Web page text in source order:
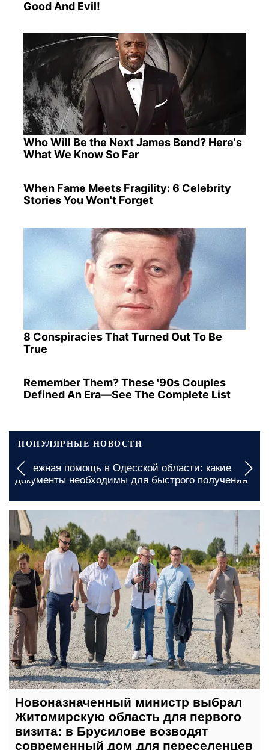
Good And Evil!
Who Will Be the Next James Bond? Here's
What We Know So Far
When Fame Meets Fragility: 6 Celebrity
Stories You Won't Forget
8 Conspiracies That Turned Out To Be
True
Remember Them? These '90s Couples
Defined An Era—See The Complete List
ПОПУЛЯРНЫЕ НОВОСТИ
Бесплатные продукты для ВПЛ и пенсионеров в
Харькове: куда обращаться для получения
жизненно важной помощи
вчера, 13:15
Новоназначенный министр выбрал
Житомирскую область для первого
визита: в Брусилове возводят
современный дом для переселенцев